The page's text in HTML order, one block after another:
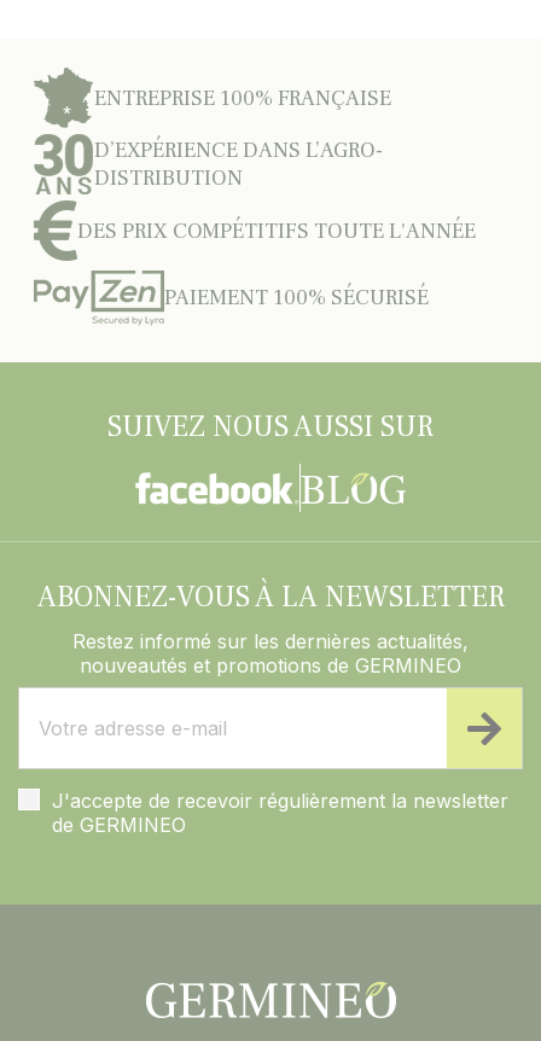
ENTREPRISE 100% FRANÇAISE
D’EXPÉRIENCE DANS L’AGRO-
DISTRIBUTION
DES PRIX COMPÉTITIFS TOUTE L'ANNÉE
PAIEMENT 100% SÉCURISÉ
SUIVEZ NOUS AUSSI SUR
ABONNEZ-VOUS À LA NEWSLETTER
Restez informé sur les dernières actualités,
nouveautés et promotions de GERMINEO
J'accepte de recevoir régulièrement la newsletter
de GERMINEO